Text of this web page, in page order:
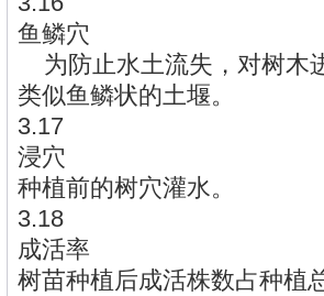
鱼鳞穴
为防止水土流失，对树木
类似鱼鳞状的土堰。
3.17
浸穴
种植前的树穴灌水。
3.18
成活率
树苗种植后成活株数占种植